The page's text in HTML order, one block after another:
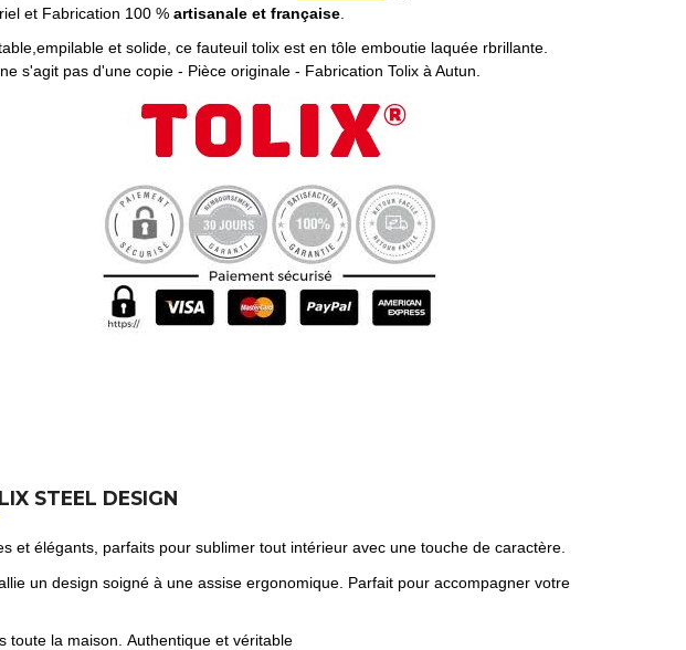
et Fabrication 100 % artisanale et française.
et solide, ce fauteuil tolix est en tôle emboutie laquée rbrillante.
s'agit pas d'une copie - Pièce originale - Fabrication Tolix à Autun.
STEEL DESIGN
élégants, parfaits pour sublimer tout intérieur avec une touche de caractère.
un design soigné à une assise ergonomique. Parfait pour accompagner votre
toute la maison. Authentique et véritable